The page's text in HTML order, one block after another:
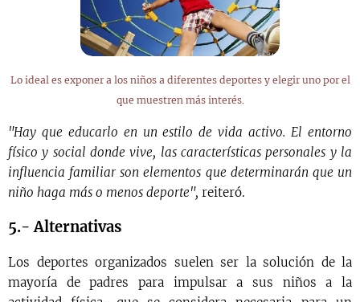
Lo ideal es exponer a los niños a diferentes deportes y elegir uno por el
que muestren más interés.
"Hay que educarlo en un estilo de vida activo. El entorno
físico y social donde vive, las características personales y la
influencia familiar son elementos que determinarán que un
niño haga más o menos deporte", reiteró.
5.- Alternativas
Los deportes organizados suelen ser la solución de la
mayoría de padres para impulsar a sus niños a la